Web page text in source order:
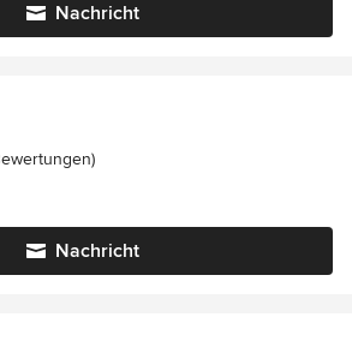
Nachricht
4.8 von 5 Sternen
Nachricht